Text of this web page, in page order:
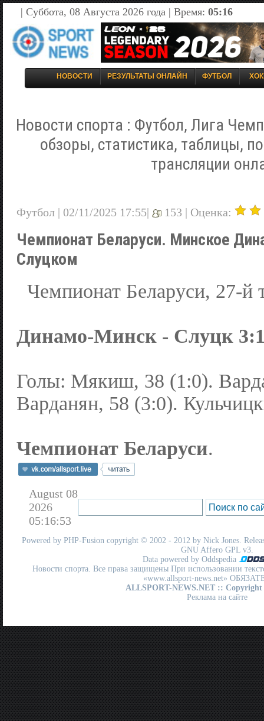
| Суббота, 08 Августа 2026 года | Время: 05:16
НОВОСТИ РЕЗУЛЬТАТЫ ОНЛАЙН ФУТБОЛ
Новости спорта : Футбол, Лига
обзоры, статистика, таблицы,
трансляции
Футбол | 02/11/2025 17:55| 153 | Оценка:
Чемпионат Беларуси. Минское
Слуцком
Чемпионат Беларуси, 27-й
Динамо-Минск - Слуцк
Голы: Мякиш, 38 (1:0).
Варданян, 58 (3:0).
Чемпионат Беларуси.
August 08
2026
05:16:53
Powered by PHP-Fusion copyright © 2002 - 2012 by Nick Jones.
GNU Affero GPL v3.
Data powered by Oddspedia
Новости спорта. Все права защищены При использовании
«www.allsport-news.net»
ALLSPORT-NEWS.NET :: Copyright
Реклама на сайте